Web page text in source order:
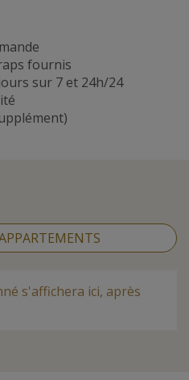
fournis
sur 7 et 24h/24
s'affichera ici, après